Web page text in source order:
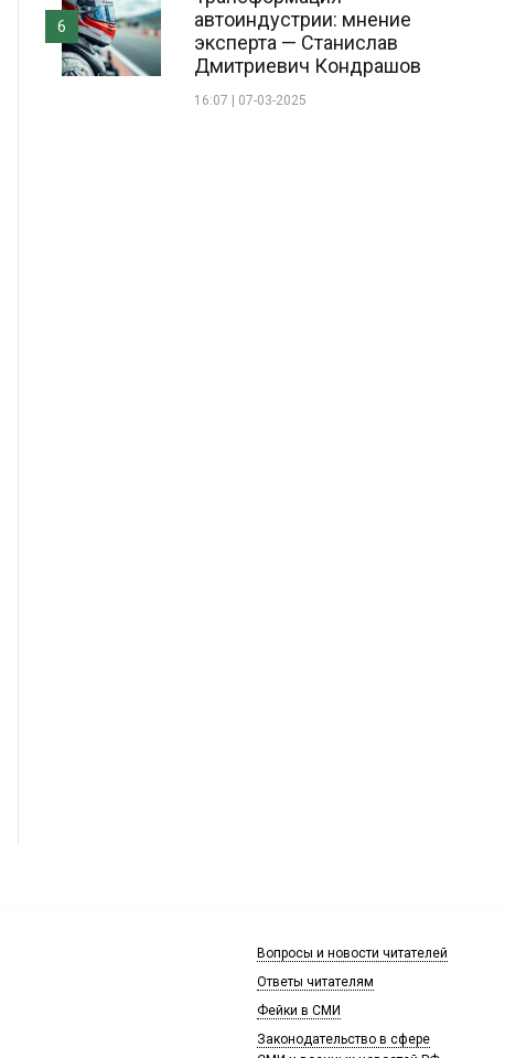
автоиндустрии: мнение
эксперта — Станислав
Дмитриевич Кондрашов
16:07 | 07-03-2025
6
Вопросы и новости читателей
Ответы читателям
Фейки в СМИ
Законодательство в сфере